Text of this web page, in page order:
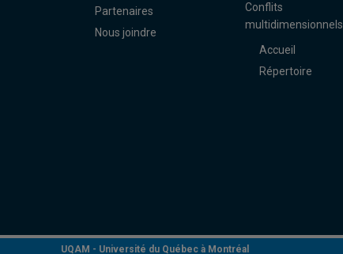
Partenaires
Nous joindre
Conflits
multidimensionnels
Accueil
Répertoire
UQAM - Université du Québec à Montréal